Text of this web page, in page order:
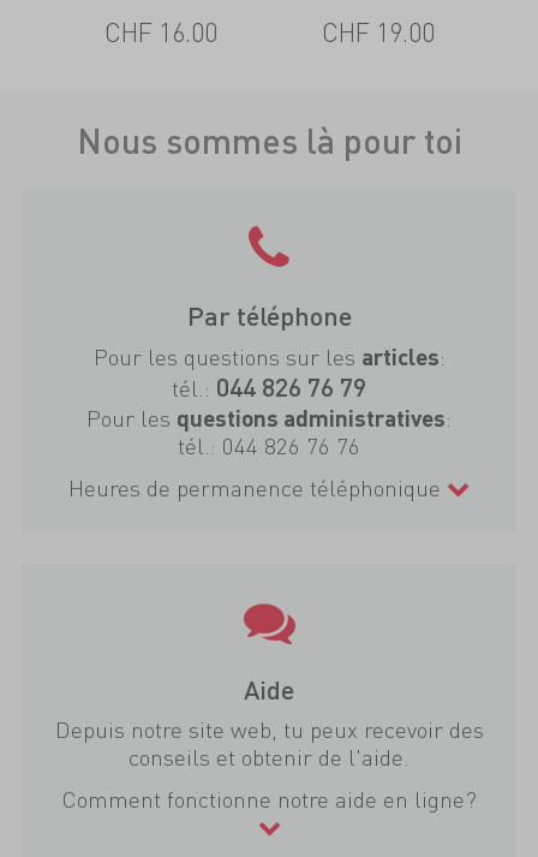
CHF 16.00 CHF 19.00
Nous sommes là pour toi
Par téléphone
Pour les questions sur les articles:
tél.: 044 826 76 79
Pour les questions administratives:
tél.: 044 826 76 76
Heures de permanence téléphonique
Aide
Depuis notre site web, tu peux recevoir des
conseils et obtenir de l'aide.
Comment fonctionne notre aide en ligne?